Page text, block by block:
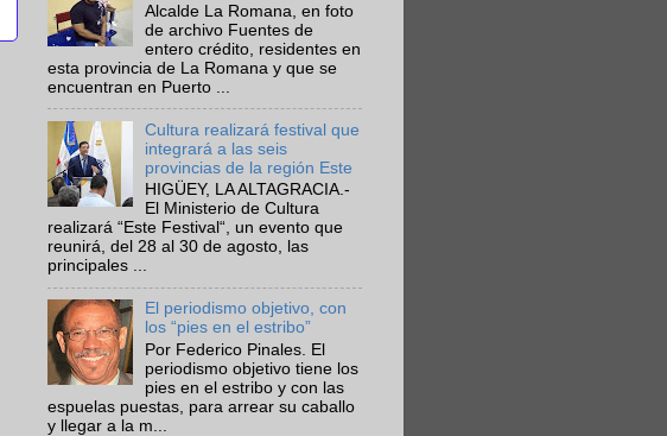
Alcalde La Romana, en foto
de archivo Fuentes de
entero crédito, residentes en
esta provincia de La Romana y que se
encuentran en Puerto ...
Cultura realizará festival que
integrará a las seis
provincias de la región Este
HIGÜEY, LA ALTAGRACIA.-
El Ministerio de Cultura
realizará “Este Festival“, un evento que
reunirá, del 28 al 30 de agosto, las
principales ...
El periodismo objetivo, con
los “pies en el estribo”
Por Federico Pinales. El
periodismo objetivo tiene los
pies en el estribo y con las
espuelas puestas, para arrear su caballo
y llegar a la m...